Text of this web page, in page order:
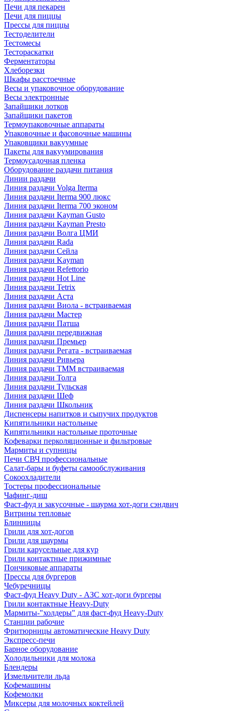
Печи для пекарен
Печи для пиццы
Прессы для пиццы
Тестоделители
Тестомесы
Тестораскатки
Ферментаторы
Хлеборезки
Шкафы расстоечные
Весы и упаковочное оборудование
Весы электронные
Запайщики лотков
Запайщики пакетов
Термоупаковочные аппараты
Упаковочные и фасовочные машины
Упаковщики вакуумные
Пакеты для вакуумирования
Термоусадочная пленка
Оборудование раздачи питания
Линии раздачи
Линия раздачи Volga Iterma
Линия раздачи Iterma 900 люкс
Линия раздачи Iterma 700 эконом
Линия раздачи Kayman Gusto
Линия раздачи Kayman Presto
Линия раздачи Волга ЦМИ
Линия раздачи Rada
Линия раздачи Сейла
Линия раздачи Kayman
Линия раздачи Refettorio
Линия раздачи Hot Line
Линия раздачи Tetrix
Линия раздачи Аста
Линия раздачи Виола - встраиваемая
Линия раздачи Мастер
Линия раздачи Патша
Линия раздачи передвижная
Линия раздачи Премьер
Линия раздачи Регата - встраиваемая
Линия раздачи Ривьера
Линия раздачи ТММ встраиваемая
Линия раздачи Толга
Линия раздачи Тульская
Линия раздачи Шеф
Линия раздачи Школьник
Диспенсеры напитков и сыпучих продуктов
Кипятильники настольные
Кипятильники настольные проточные
Кофеварки перколяционные и фильтровые
Мармиты и супницы
Печи СВЧ профессиональные
Салат-бары и буфеты самообслуживания
Сокоохладители
Тостеры профессиональные
Чафинг-диш
Фаст-фуд и закусочные - шаурма хот-доги сэндвич
Витрины тепловые
Блинницы
Грили для хот-догов
Грили для шаурмы
Грили карусельные для кур
Грили контактные прижимные
Пончиковые аппараты
Прессы для бургеров
Чебуречницы
Фаст-фуд Heavy Duty - АЗС хот-доги бургеры
Грили контактные Heavy-Duty
Мармиты-"холдеры" для фаст-фуд Heavy-Duty
Станции рабочие
Фритюрницы автоматические Heavy Duty
Экспресс-печи
Барное оборудование
Холодильники для молока
Блендеры
Измельчители льда
Кофемашины
Кофемолки
Миксеры для молочных коктейлей